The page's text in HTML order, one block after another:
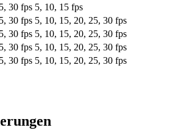
30 fps 5, 10, 15 fps
30 fps 5, 10, 15, 20, 25, 30 fps
30 fps 5, 10, 15, 20, 25, 30 fps
30 fps 5, 10, 15, 20, 25, 30 fps
30 fps 5, 10, 15, 20, 25, 30 fps